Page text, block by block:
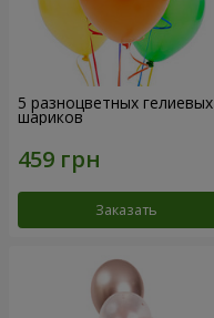
5 разноцветных гелиевых
шариков
Заказать